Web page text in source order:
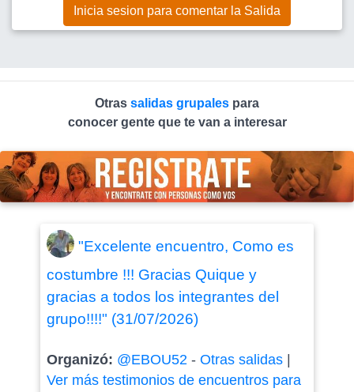
Inicia sesion para comentar la Salida
Otras salidas grupales para
conocer gente que te van a interesar
"Excelente encuentro, Como es
costumbre !!! Gracias Quique y
gracias a todos los integrantes del
grupo!!!!" (31/07/2026)
Organizó: @EBOU52- Otras salidas|
Ver más testimonios de encuentros para